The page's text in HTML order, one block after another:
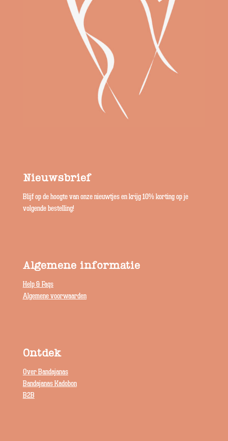
Nieuwsbrief
Blijf op de hoogte van onze nieuwtjes en krijg 10% korting op je
volgende bestelling!
Algemene informatie
Help & Faqs
Algemene voorwaarden
Ontdek
Over Bandajanas
Bandajanas Kadobon
B2B